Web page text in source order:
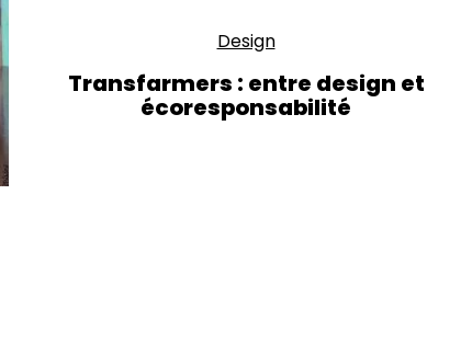
Design
Transfarmers : entre design et
écoresponsabilité